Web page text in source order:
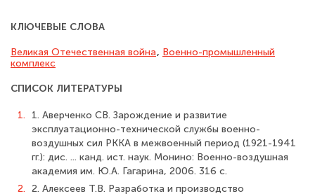
КЛЮЧЕВЫЕ СЛОВА
Великая Отечественная война, Военно-промышленный
комплекс
СПИСОК ЛИТЕРАТУРЫ
1.
1. Аверченко СВ. Зарождение и развитие
эксплуатационно-технической служ­бы военно-
воздушных сил РККА в межвоенный период (1921-1941
гг.): дис. ... канд. ист. наук. Монино: Военно-воздушная
академия им. Ю.А. Гагарина, 2006. 316 с.
2. 2. Алексеев Т.В. Разработка и производство